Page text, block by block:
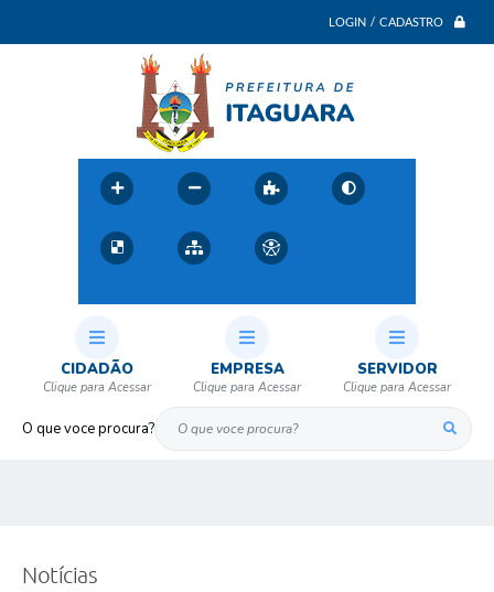
LOGIN / CADASTRO
O que voce procura?
CIDADÃO EMPRESA SERVIDOR
Notícias